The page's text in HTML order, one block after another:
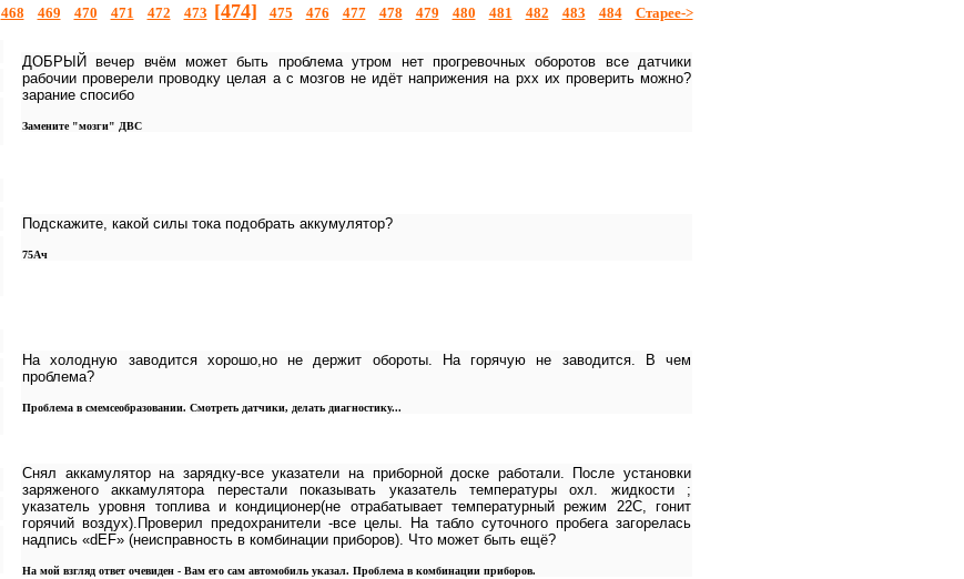
468 469 470 471 472 473 [474] 475 476 477 478 479 480 481 482 483 484 Старее->
ДОБРЫЙ вечер вчём может быть проблема утром нет прогревочных оборотов все датчики
рабочии проверели проводку целая а с мозгов не идёт наприжения на рхх их проверить можно?
зарание спосибо
Замените "мозги" ДВС
Подскажите, какой силы тока подобрать аккумулятор?
75Ач
На холодную заводится хорошо,но не держит обороты. На горячую не заводится. В чем
проблема?
Проблема в смемсеобразовании. Смотреть датчики, делать диагностику...
Снял аккамулятор на зарядку-все указатели на приборной доске работали. После установки
заряженого аккамулятора перестали показывать указатель температуры охл. жидкости ;
указатель уровня топлива и кондиционер(не отрабатывает температурный режим 22С, гонит
горячий воздух).Проверил предохранители -все целы. На табло суточного пробега загорелась
надпись «dEF» (неисправность в комбинации приборов). Что может быть ещё?
На мой взгляд ответ очевиден - Вам его сам автомобиль указал. Проблема в комбинации приборов.